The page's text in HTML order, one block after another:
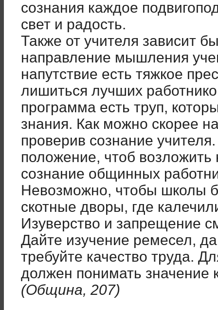
сознания каждое
свет и радость.
Также от учителя зависит
направление мышления
напутствие есть тяжкое
лишиться лучших
программа есть труп,
знания. Как можно скорее
проверив сознание
положение, чтоб возложить
сознание общинных
Невозможно, чтобы школы
скотные дворы, где
Изуверство и запрещение
Дайте изучение ремесел,
требуйте качество труда.
должен понимать значение
(Община, 207)